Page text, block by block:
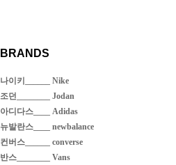
BRANDS
나이키______ Nike
조던________ Jodan
아디다스____ Adidas
뉴발란스____ newbalance
컨버스______ converse
반스________ Vans